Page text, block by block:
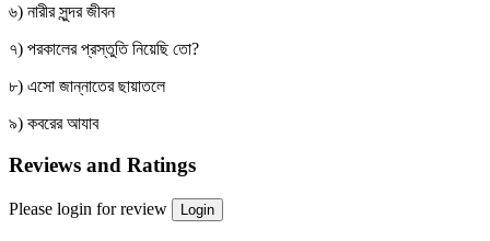
৬) নারীর সুন্দর জীবন
৭) পরকালের প্রস্তুতি নিয়েছি তো?
৮) এসো জান্নাতের ছায়াতলে
৯) কবরের আযাব
Reviews and Ratings
Please login for review Login